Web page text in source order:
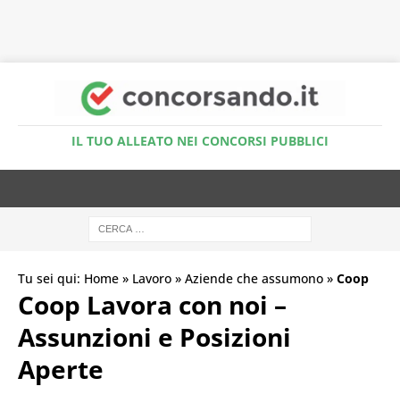
IL TUO ALLEATO NEI CONCORSI PUBBLICI
Tu sei qui: Home » Lavoro » Aziende che assumono » Coop
Coop Lavora con noi –
Assunzioni e Posizioni
Aperte